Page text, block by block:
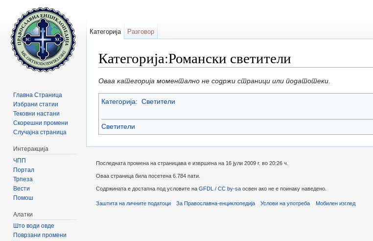
Категорија:Романски светители
Оваа категорија моментално не содржи страници или податотеки.
Категорија: Светители
Светители
Категорија Разговор
Главна Страница
Избрани статии
Тековни настани
Скорешни промени
Случајна страница
Интеракција
ЧПП
Портал
Трпеза
Вести
Помош
Алатки
Што води овде
Поврзани промени
Последната промена на страницава е извршена на 16 јули 2009 г. во 20:26 ч.
Оваа страница била посетена 6.784 пати.
Содржината е достапна под условите на GFDL / CC by-sa освен ако не е поинаку наведено.
Заштита на личните податоци За Православна-енциклопедија Услови на употреба Мобилен изглед